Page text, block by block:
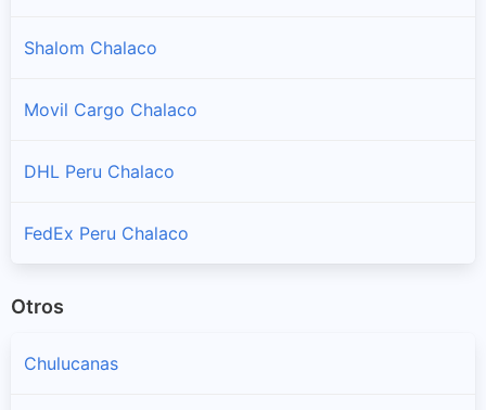
Shalom Chalaco
Movil Cargo Chalaco
DHL Peru Chalaco
FedEx Peru Chalaco
Otros
Chulucanas